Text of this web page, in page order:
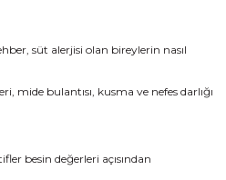
süt alerjisi olan bireylerin nasıl
bulantısı, kusma ve nefes darlığı
besin değerleri açısından